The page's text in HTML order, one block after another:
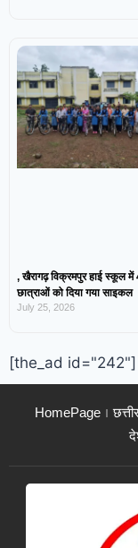
, खैरागढ़ विक्रमपुर हाई स्कूल में
छात्राओं को दिया गया साइकल
July 25, 2026
[the_ad id="242"]
HomePage